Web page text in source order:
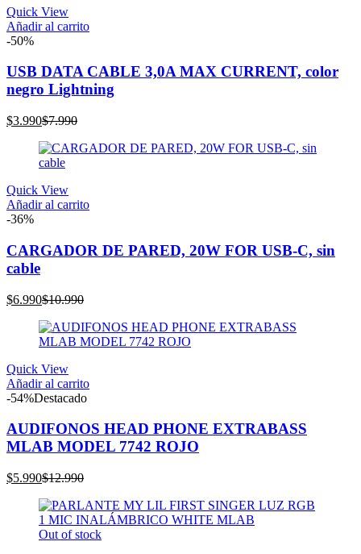
Quick View
Añadir al carrito
-50%
USB DATA CABLE 3,0A MAX CURRENT, color
negro Lightning
$3.990El
actual
es:
$7.990El
original
Quick View
Añadir al carrito
-36%
CARGADOR DE PARED, 20W FOR USB-C, sin
cable
$6.990El
actual
es:
$10.990El
original
era:
Quick View
Añadir al carrito
-54%Destacado
AUDIFONOS HEAD PHONE EXTRABASS
MLAB MODEL 7742 ROJO
$5.990El
actual
es:
$5.990.
$12.990El
original
era:
$12.990.
Out of stock